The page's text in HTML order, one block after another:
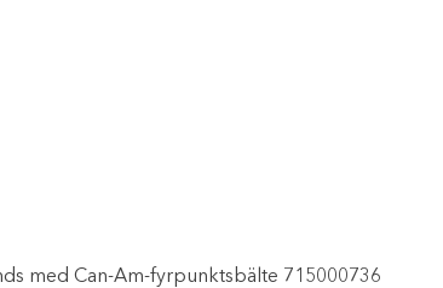
med Can-Am-fyrpunktsbälte 715000736